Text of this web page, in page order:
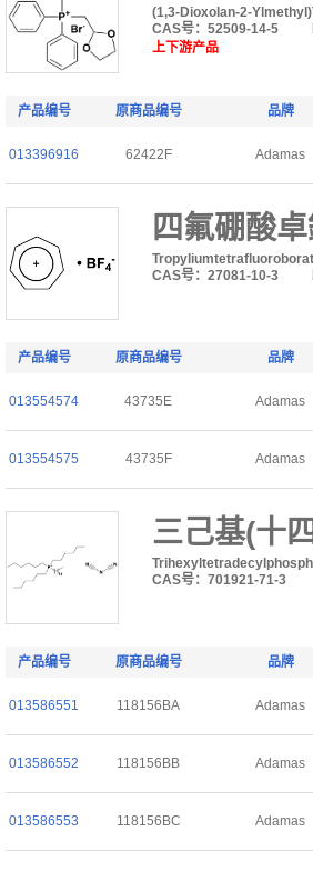
(1,3-Dioxolan-2-
CAS号：52509-14-5
上下游产品
产品编号 原商品编号 品牌
013396916 62422F Adamas
四氟硼酸
CAS号：27081-10-3
产品编号 原商品编号 品牌
013554574 43735E Adamas
013554575 43735F Adamas
三己基(十
CAS号：701921-71-3
产品编号 原商品编号 品牌
013586551 118156BA Adamas
013586552 118156BB Adamas
013586553 118156BC Adamas